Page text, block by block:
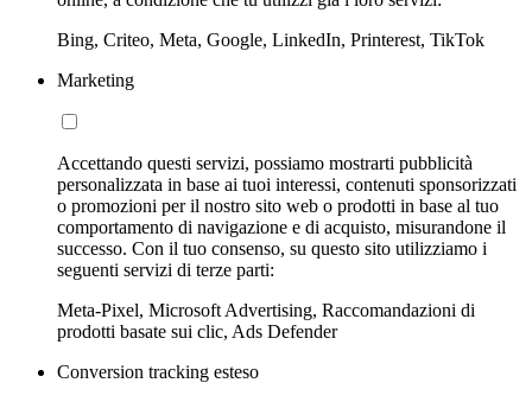
Bing, Criteo, Meta, Google, LinkedIn, Printerest, TikTok
Marketing
Accettando questi servizi, possiamo mostrarti pubblicità
personalizzata in base ai tuoi interessi, contenuti sponsorizzati
o promozioni per il nostro sito web o prodotti in base al tuo
comportamento di navigazione e di acquisto, misurandone il
successo. Con il tuo consenso, su questo sito utilizziamo i
seguenti servizi di terze parti:
Meta-Pixel, Microsoft Advertising, Raccomandazioni di
prodotti basate sui clic, Ads Defender
Conversion tracking esteso